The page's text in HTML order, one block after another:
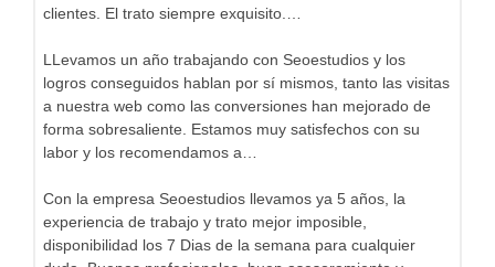
clientes. El trato siempre exquisito.…
LLevamos un año trabajando con Seoestudios y los
logros conseguidos hablan por sí mismos, tanto las visitas
a nuestra web como las conversiones han mejorado de
forma sobresaliente. Estamos muy satisfechos con su
labor y los recomendamos a…
Con la empresa Seoestudios llevamos ya 5 años, la
experiencia de trabajo y trato mejor imposible,
disponibilidad los 7 Dias de la semana para cualquier